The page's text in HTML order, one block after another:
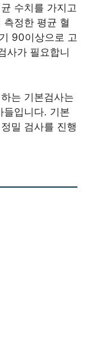
수치를 가지고
측정한 평균 혈
90이상으로 고
사가 필요합니
는 기본검사는
들입니다. 기본
밀 검사를 진행